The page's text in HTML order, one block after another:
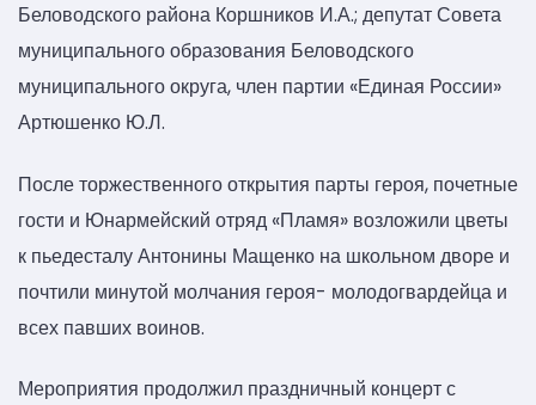
Беловодского района Коршников И.А.; депутат Совета
муниципального образования Беловодского
муниципального округа, член партии «Единая России»
Артюшенко Ю.Л.
После торжественного открытия парты героя, почетные
гости и Юнармейский отряд «Пламя» возложили цветы
к пьедесталу Антонины Мащенко на школьном дворе и
почтили минутой молчания героя- молодогвардейца и
всех павших воинов.
Мероприятия продолжил праздничный концерт с